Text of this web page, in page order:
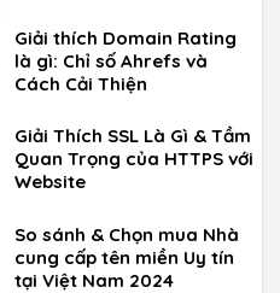
Giải thích Domain Rating
là gì: Chỉ số Ahrefs và
Cách Cải Thiện
Giải Thích SSL Là Gì & Tầm
Quan Trọng của HTTPS với
Website
So sánh & Chọn mua Nhà
cung cấp tên miền Uy tín
tại Việt Nam 2024